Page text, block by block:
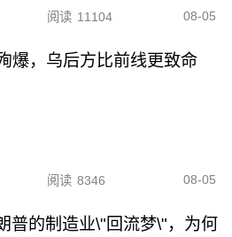
阅读 11104 08-05
爆，乌后方比前线更致命
阅读 8346 08-05
普的制造业\"回流梦\"，为何